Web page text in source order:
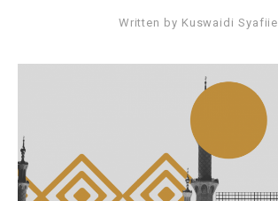
Written by Kuswaidi Syafiie